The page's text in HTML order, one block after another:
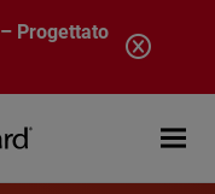
– Progettato
Open